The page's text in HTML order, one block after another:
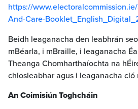
https://
And-Care-
Beidh leaganacha den leabhrán
mBéarla, i mBraille, i leaganacha
Theanga Chomharthaíochta na
chlosleabhar agus i leaganacha cló
An Coimisiún Toghcháin